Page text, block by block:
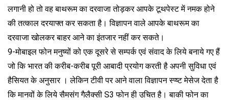
लगानी हो तो वह बाथरूम का दरवाजा तोड़कर आपके टूथपेस्ट में नमक होने
की तत्काल दरयाफ्त कर सकता है। विज्ञापन वाले आपके बाथरूम का
दरवाजा खोलकर बाहर आने का इंतजार नहीं कर सकते।
9-मोबाइल फोन मनुष्यों को एक दूसरे से सम्पर्क एवं संवाद के लिये बनाये गए हैं
जो कि भारत की करीब-करीब पूरी आबादी प्रयोग करती है अपनी सुविधा एवं
हैसियत के अनुसार । लेकिन टीवी पर आने वाला विज्ञापन स्प्ष्ट मेसेज देता है
कि मानवों के लिये सैमसंग गैलैक्सी S3 फोन ही उचित है। बाकी फोन का